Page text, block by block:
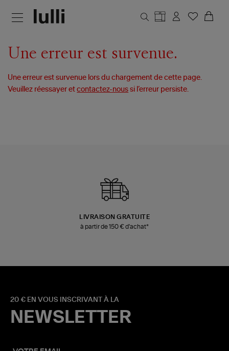
Une erreur est survenue.
Une erreur est survenue lors du chargement de cette page.
Veuillez réessayer etcontactez-nous si l’erreur persiste.
LIVRAISON GRATUITE
à partir de 150 € d'achat*
20 € EN VOUS INSCRIVANT À LA
NEWSLETTER